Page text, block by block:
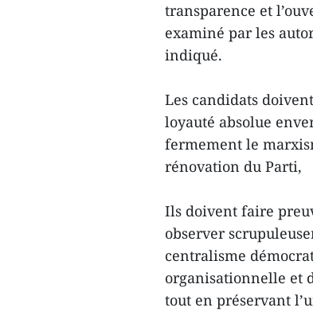
transparence et
examiné par les
indiqué.
Les candidats
loyauté absolue
fermement le
rénovation du Parti,
Ils doivent faire
observer
centralisme
organisationnelle et
tout en préservant